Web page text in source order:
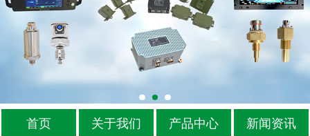
首页 关于我们 产品中心 新闻资讯